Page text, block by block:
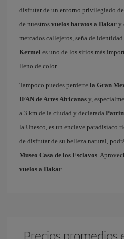
disfrutar de un entorno privilegiado
de nuestros vuelos baratos a Dakar y
mercados callejeros, seña de
Kermel es uno de los sitios más
lleno de color.
Tampoco puedes perderte la Gran
IFAN de Artes Africanas y,
a 3 km de la ciudad y declarada
la Unesco, es un enclave paradisíaco
de disfrutar de su belleza natural,
Museo Casa de los Esclavos.
vuelos a Dakar.
Precios promedios